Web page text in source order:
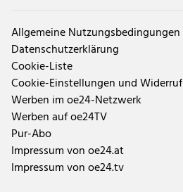
Allgemeine Nutzungsbedingungen
Datenschutzerklärung
Cookie-Liste
Cookie-Einstellungen und Widerruf
Werben im oe24-Netzwerk
Werben auf oe24TV
Pur-Abo
Impressum von oe24.at
Impressum von oe24.tv